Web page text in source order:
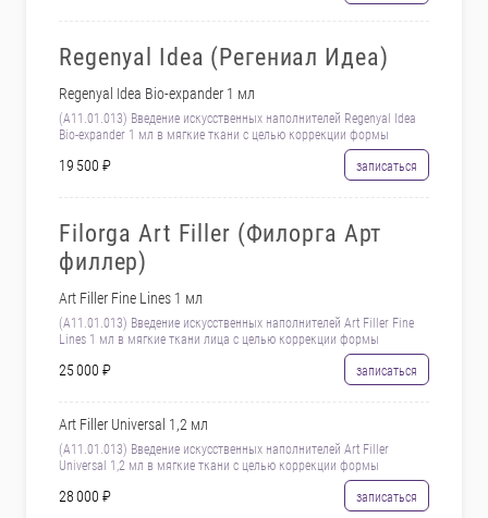
Regenyal Idea (Регениал Идеа)
Regenyal Idea Bio-expander 1 мл
(А11.01.013) Введение искусственных наполнителей Regenyal Idea
Bio-expander 1 мл в мягкие ткани с целью коррекции формы
19 500 ₽ записаться
Filorga Art Filler (Филорга Арт
филлер)
Art Filler Fine Lines 1 мл
(А11.01.013) Введение искусственных наполнителей Art Filler Fine
Lines 1 мл в мягкие ткани лица с целью коррекции формы
25 000 ₽ записаться
Art Filler Universal 1,2 мл
(А11.01.013) Введение искусственных наполнителей Art Filler
Universal 1,2 мл в мягкие ткани с целью коррекции формы
28 000 ₽ записаться